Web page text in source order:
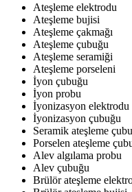
Ateşleme elektrodu
Ateşleme bujisi
Ateşleme çakmağı
Ateşleme çubuğu
Ateşleme seramiği
Ateşleme porseleni
İyon çubuğu
İyon probu
İyonizasyon elektrodu
İyonizasyon çubuğu
Seramik ateşleme
Porselen ateşleme
Alev algılama probu
Alev çubuğu
Brülör ateşleme